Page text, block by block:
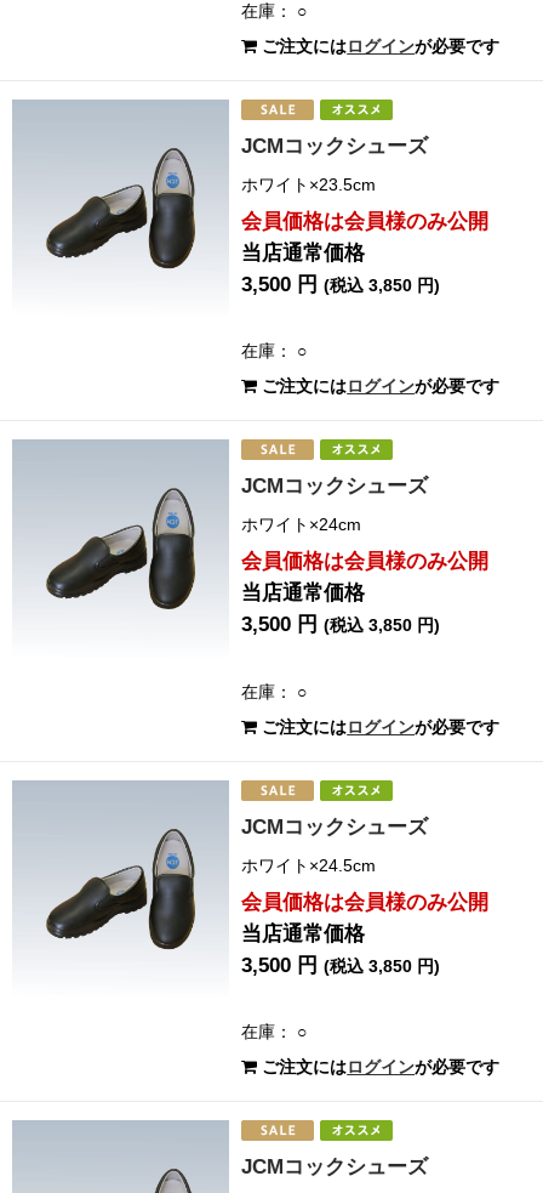
在庫： ○
ご注文にはログインが必要です
JCMコックシューズ
ホワイト×23.5cm
会員価格は会員様のみ公開
当店通常価格
3,500 円(税込 3,850 円)
在庫： ○
ご注文にはログインが必要です
JCMコックシューズ
ホワイト×24cm
会員価格は会員様のみ公開
当店通常価格
3,500 円(税込 3,850 円)
在庫： ○
ご注文にはログインが必要です
JCMコックシューズ
ホワイト×24.5cm
会員価格は会員様のみ公開
当店通常価格
3,500 円(税込 3,850 円)
在庫： ○
ご注文にはログインが必要です
JCMコックシューズ